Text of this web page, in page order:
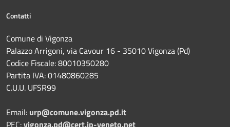
Contatti
Comune di Vigonza
Palazzo Arrigoni, via Cavour 16 - 35010 Vigonza (Pd)
Codice Fiscale: 80010350280
Partita IVA: 01480860285
C.U.U. UFSR99
Email: urp@comune.vigonza.pd.it
PEC:vigonza.pd@cert.ip-veneto.net